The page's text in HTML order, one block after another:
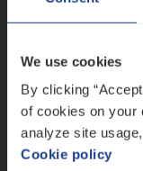
We use cookies
By clicking
of cookies on your
analyze site
Cookie policy
Lees onze